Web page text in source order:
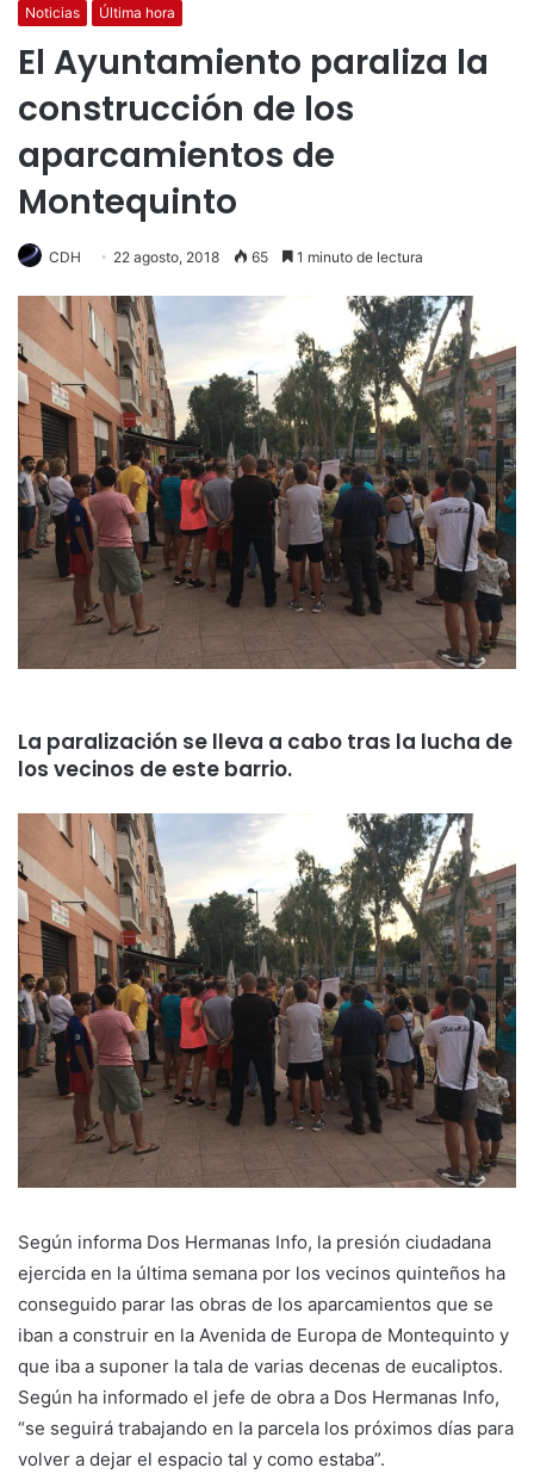
Noticias Última hora
El Ayuntamiento paraliza la
construcción de los
aparcamientos de
Montequinto
CDH 22 agosto, 2018 65 1 minuto de lectura
La paralización se lleva a cabo tras la lucha de
los vecinos de este barrio.
Según informa Dos Hermanas Info, la presión ciudadana
ejercida en la última semana por los vecinos quinteños ha
conseguido parar las obras de los aparcamientos que se
iban a construir en la Avenida de Europa de Montequinto y
que iba a suponer la tala de varias decenas de eucaliptos.
Según ha informado el jefe de obra a Dos Hermanas Info,
“se seguirá trabajando en la parcela los próximos días para
volver a dejar el espacio tal y como estaba”.